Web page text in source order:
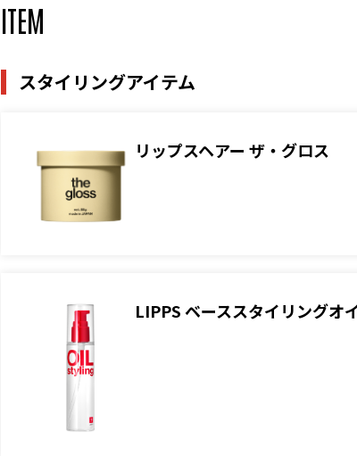
ITEM
スタイリングアイテム
リップスヘアー ザ・グロス
LIPPS ベーススタイリングオ